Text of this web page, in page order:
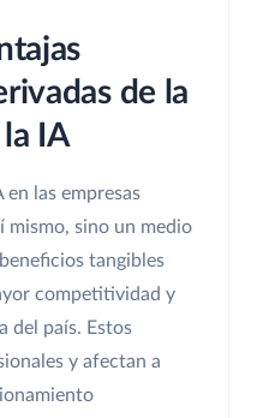
de la
IA
en las empresas
mismo, sino un medio
tangibles
competitividad y
del país. Estos
y afectan a